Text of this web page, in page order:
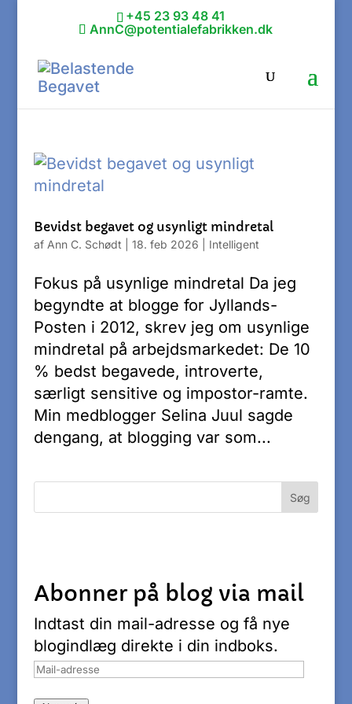
+45 23 93 48 41
AnnC@potentialefabrikken.dk
Bevidst begavet og usynligt mindretal
af Ann C. Schødt 18. feb 2026 Intelligent
Fokus på usynlige mindretal Da jeg
begyndte at blogge for Jyllands-
Posten i 2012, skrev jeg om usynlige
mindretal på arbejdsmarkedet: De 10
% bedst begavede, introverte,
særligt sensitive og impostor-ramte.
Min medblogger Selina Juul sagde
dengang, at blogging var som...
Abonner på blog via mail
Indtast din mail-adresse og få nye
blogindlæg direkte i din indboks.
Mail-